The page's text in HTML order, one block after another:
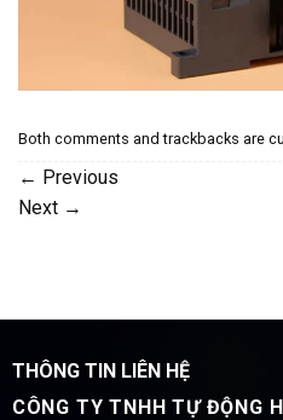
Both comments and trackbacks are
← Previous
Next →
THÔNG TIN LIÊN HỆ
CÔNG TY TNHH TỰ ĐỘNG